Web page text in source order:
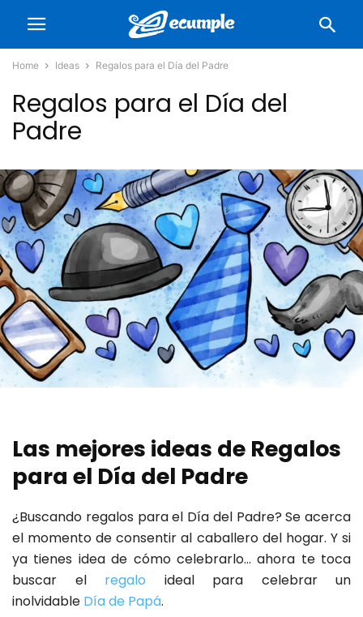
Home Ideas Regalos para el Día del Padre
Regalos para el Día del
Padre
Las mejores ideas de Regalos
para el Día del Padre
¿Buscando regalos para el Día del Padre? Se acerca
el momento de consentir al caballero del hogar. Y si
ya tienes idea de cómo celebrarlo… ahora te toca
buscar el regalo ideal para celebrar un
inolvidable Día de Papá.